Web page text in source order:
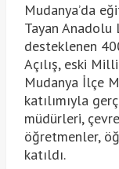
Mudanya’da
Tayan Anadolu
desteklenen
Açılış, eski
Mudanya İlçe
katılımıyla
müdürleri,
öğretmenler,
katıldı.